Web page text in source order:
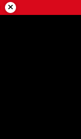
×